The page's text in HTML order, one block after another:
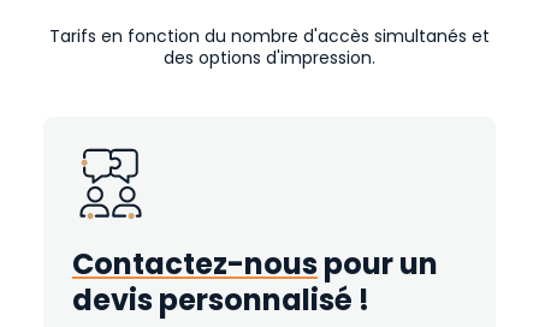
Tarifs en fonction du nombre d'accès simultanés et
des options d'impression.
Contactez-nouspour un
devis personnalisé !